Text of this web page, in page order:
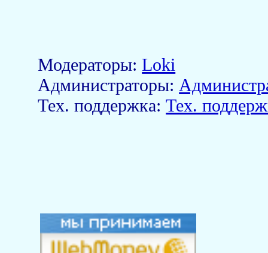
Модераторы:Loki
Aдминистраторы:
Тех. поддержка:Тех.